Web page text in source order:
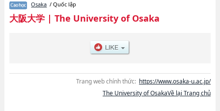
tin cần thiết dành cho du học sinh, như là về các Graduate School of
Human ScienceshoặcGraduate School of Law and
PoliticshoặcEconomicshoặcGraduate Sｃhool of
ScienceshoặcGraduate School of EngineeringhoặcGraduate school of
Engineering SciencehoặcGraduate School of Humanities (Division of
Frontier BioscienceshoặcLaw School, thông tin về từng khoa nghiên cứu,
thông tin liên quan đến thi tuyển như số lượng tuyển sinh, số lượng trúng
tuyển, cở sở trang thiết bị, hướng dẫn địa điểm v.v...
Osaka / Quốc lập
大阪大学| The University of Osaka
Trang web chính thức: https://www.osaka-u.ac.jp/
The University of OsakaVề lại Trang chủ